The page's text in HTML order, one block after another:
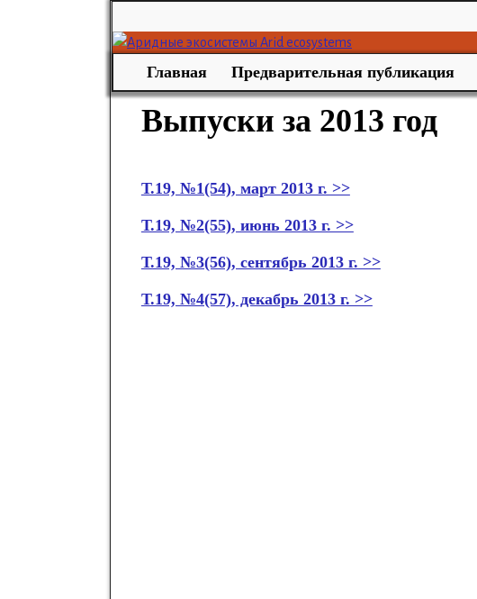
Главная Предварительная публикация
Выпуски за 2013 год
Т.19, №1(54), март 2013 г. >>
Т.19, №2(55), июнь 2013 г. >>
Т.19, №3(56), сентябрь 2013 г. >>
Т.19, №4(57), декабрь 2013 г. >>